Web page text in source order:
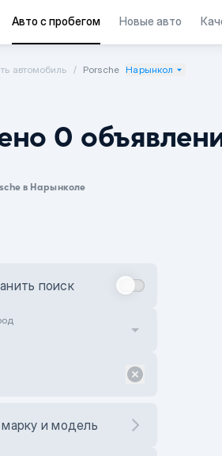
Авто с пробегом Новые авто
автомобиль Porsche Нарынкол
0
в Нарынколе
поиск
и модель